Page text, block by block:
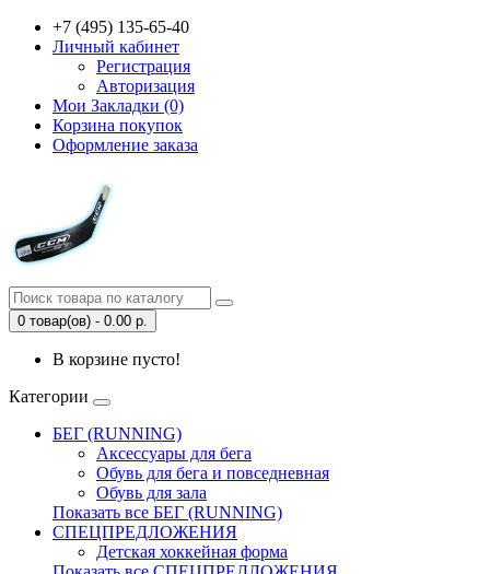
+7 (495) 135-65-40
Личный кабинет
Регистрация
Авторизация
Мои Закладки (0)
Корзина покупок
Оформление заказа
0 товар(ов) - 0.00 р.
В корзине пусто!
Категории
БЕГ (RUNNING)
Аксессуары для бега
Обувь для бега и повседневная
Обувь для зала
Показать все БЕГ (RUNNING)
СПЕЦПРЕДЛОЖЕНИЯ
Детская хоккейная форма